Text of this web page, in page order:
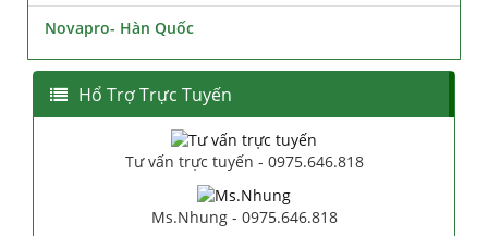
Novapro- Hàn Quốc
Hổ Trợ Trực Tuyến
Tư vấn trực tuyến - 0975.646.818
Ms.Nhung - 0975.646.818